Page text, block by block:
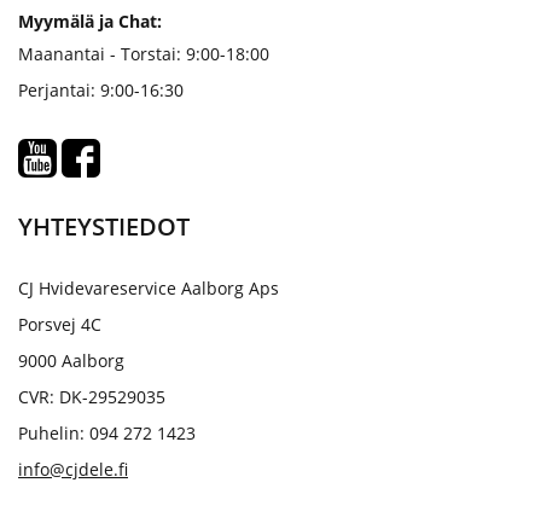
Myymälä ja Chat:
Maanantai - Torstai: 9:00-18:00
Perjantai: 9:00-16:30
YHTEYSTIEDOT
CJ Hvidevareservice Aalborg Aps
Porsvej 4C
9000 Aalborg
CVR: DK-29529035
Puhelin: 094 272 1423
info@cjdele.fi